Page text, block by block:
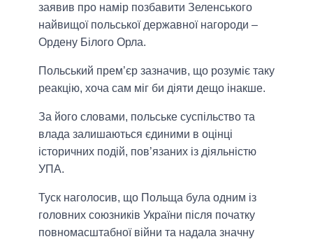
заявив про намір позбавити Зеленського
найвищої польської державної нагороди –
Ордену Білого Орла.
Польський прем’єр зазначив, що розуміє таку
реакцію, хоча сам міг би діяти дещо інакше.
За його словами, польське суспільство та
влада залишаються єдиними в оцінці
історичних подій, пов’язаних із діяльністю
УПА.
Туск наголосив, що Польща була одним із
головних союзників України після початку
повномасштабної війни та надала значну